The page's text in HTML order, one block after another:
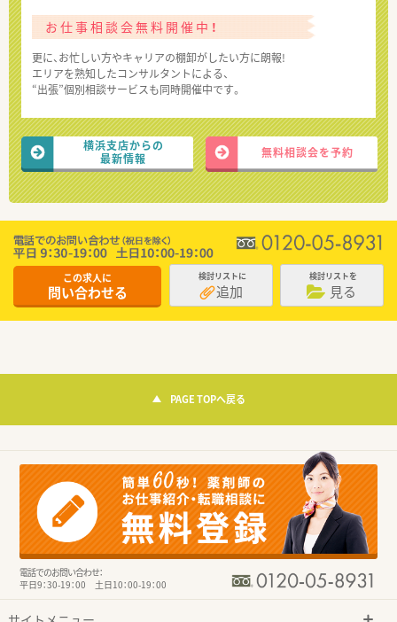
お仕事相談会無料開催中！
更に、お忙しい方やキャリアの棚卸がしたい方に朗報!
エリアを熟知したコンサルタントによる、
“出張”個別相談サービスも同時開催中です。
横浜支店からの
最新情報
無料相談会を予約
この求人に
問い合わせる
検討リストに
追加
検討リストを
見る
PAGE TOPへ戻る
電話でのお問い合わせ：
平日9：30-19：00 土日10：00-19：00